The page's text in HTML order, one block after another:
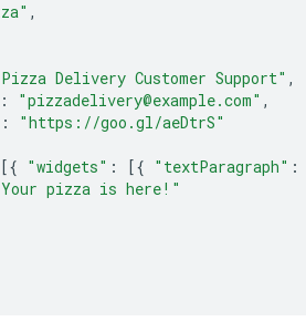
,
Delivery Customer Support" ,
: "pizzadelivery@example.com" ,
:
"https://goo.gl/aeDtrS"
[{ "widgets" : [{ "textParagraph" :
pizza is here!"